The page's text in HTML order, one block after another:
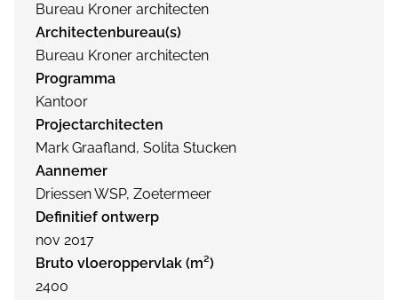
Bureau Kroner architecten
Architectenbureau(s)
Bureau Kroner architecten
Programma
Kantoor
Projectarchitecten
Mark Graafland, Solita Stucken
Aannemer
Driessen WSP, Zoetermeer
Definitief ontwerp
nov 2017
Bruto vloeroppervlak (m²)
2400